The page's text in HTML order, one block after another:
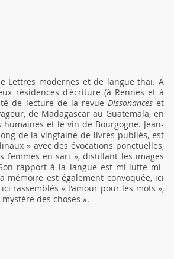
Lettres modernes et de langue thaï. A
résidences d'écriture (à Rennes et à
de lecture de la revue Dissonanceset
de Madagascar au Guatemala, en
et le vin de Bourgogne. Jean-
de la vingtaine de livres publiés, est
» avec des évocations ponctuelles,
femmes en sari », distillant les images
rapport à la langue est mi-lutte mi-
est également convoquée, ici
rassemblés « l'amour pour les mots »,
des choses ».